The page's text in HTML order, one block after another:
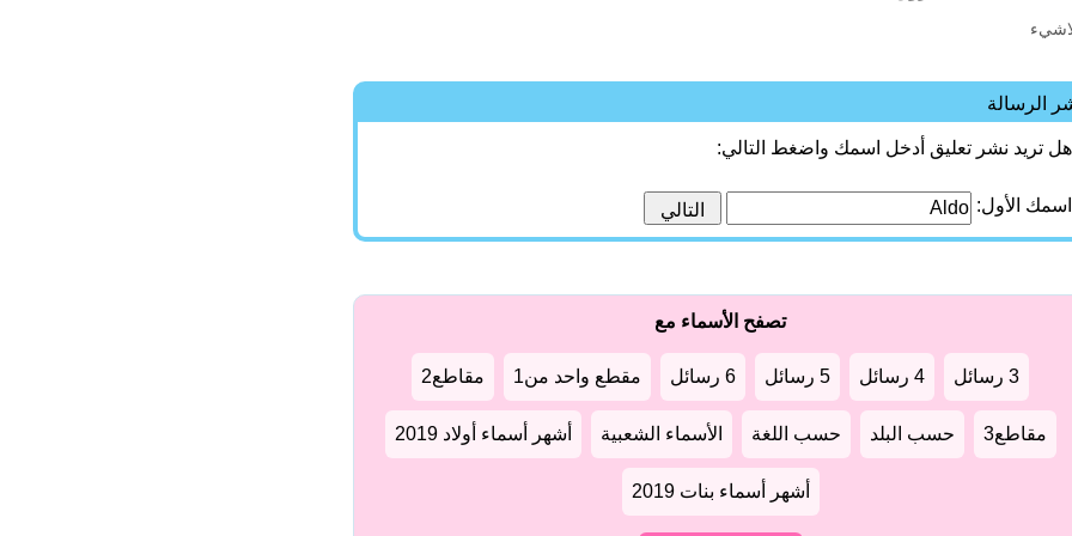
الرسالة
هل تريد نشر تعليق أدخل اسمك واضغط التالي:
اسمك الأول:
تصفح الأسماء مع
3 رسائل 4 رسائل 5 رسائل 6 رسائل مقطع واحد من1 مقاطع2
مقاطع3 حسب البلد حسب اللغة الأسماء الشعبية أشهر أسماء أولاد 2019
أشهر أسماء بنات 2019